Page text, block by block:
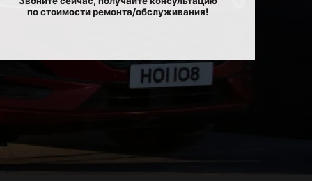
по стоимости ремонта/обслуживания!